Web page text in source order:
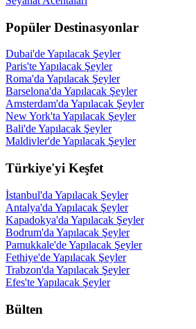
Popüler Destinasyonlar
Dubai'de Yapılacak Şeyler
Paris'te Yapılacak Şeyler
Roma'da Yapılacak Şeyler
Barselona'da Yapılacak Şeyler
Amsterdam'da Yapılacak Şeyler
New York'ta Yapılacak Şeyler
Bali'de Yapılacak Şeyler
Maldivler'de Yapılacak Şeyler
Türkiye'yi Keşfet
İstanbul'da Yapılacak Şeyler
Antalya'da Yapılacak Şeyler
Kapadokya'da Yapılacak Şeyler
Bodrum'da Yapılacak Şeyler
Pamukkale'de Yapılacak Şeyler
Fethiye'de Yapılacak Şeyler
Trabzon'da Yapılacak Şeyler
Efes'te Yapılacak Şeyler
Bülten